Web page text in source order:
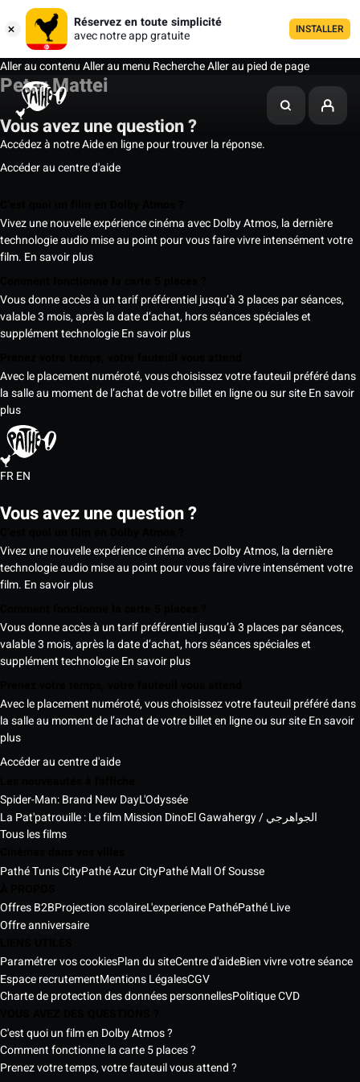
Réservez en toute simplicité
avec notre app gratuite
INSTALLER
Aller au contenuAller au menu RechercheAller au pied de page
Peter Mattei
Vous avez une question ?
Accédez à notre Aide en ligne pour trouver la réponse.
Accéder au centre d'aide
Vivez une nouvelle expérience cinéma avec Dolby Atmos, la dernière
technologie audio mise au point pour vous faire vivre intensément votre
film. En savoir plus
Vous donne accès à un tarif préférentiel jusqu’à 3 places par séances,
valable 3 mois, après la date d’achat, hors séances spéciales et
supplément technologieEn savoir plus
Avec le placement numéroté, vous choisissez votre fauteuil préféré dans
la salle au moment de l’achat de votre billet en ligne ou sur siteEn savoir
plus
FREN
Vous avez une question ?
Vivez une nouvelle expérience cinéma avec Dolby Atmos, la dernière
technologie audio mise au point pour vous faire vivre intensément votre
film. En savoir plus
Vous donne accès à un tarif préférentiel jusqu’à 3 places par séances,
valable 3 mois, après la date d’achat, hors séances spéciales et
supplément technologieEn savoir plus
Avec le placement numéroté, vous choisissez votre fauteuil préféré dans
la salle au moment de l’achat de votre billet en ligne ou sur siteEn savoir
plus
Accéder au centre d'aide
Spider-Man: Brand New DayL'Odyssée
La Pat'patrouille : Le film Mission Dino
El Gawahergy / الجواهرجي
Tous les films
Pathé Tunis CityPathé Azur CityPathé Mall Of Sousse
Offres B2BProjection scolaireL'experience PathéPathé Live
Offre anniversaire
Paramétrer vos cookiesPlan du siteCentre d'aideBien vivre votre séance
Espace recrutementMentions LégalesCGV
Charte de protection des données personnellesPolitique CVD
C'est quoi un film en Dolby Atmos ?
Comment fonctionne la carte 5 places ?
Prenez votre temps, votre fauteuil vous attend ?